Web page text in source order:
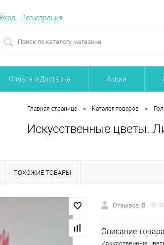
Вход Регистрация
Оплата и Доставка Акции
Главная страница • Каталог товаров •
Искусственные цветы.
ПОХОЖИЕ ТОВАРЫ
Отзывов: 0
Описание
Искусственные